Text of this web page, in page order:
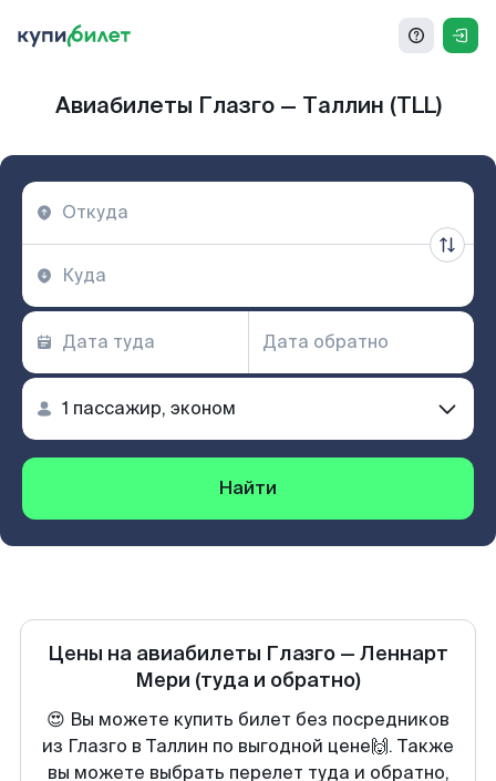
Авиабилеты Глазго — Таллин (TLL)
Найти
Цены на авиабилеты Глазго — Леннарт
Мери (туда и обратно)
😍 Вы можете купить билет без посредников
из Глазго в Таллин по выгодной цене🙌. Также
вы можете выбрать перелет туда и обратно,